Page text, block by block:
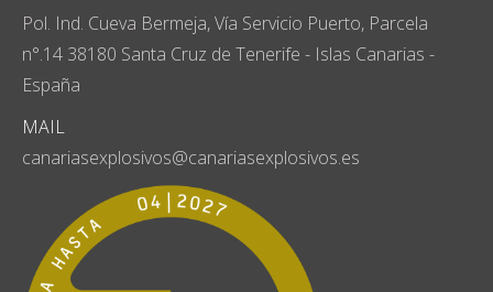
Pol. Ind. Cueva Bermeja, Vía Servicio Puerto, Parcela
n°.14 38180 Santa Cruz de Tenerife - Islas Canarias -
España
MAIL
canariasexplosivos@canariasexplosivos.es